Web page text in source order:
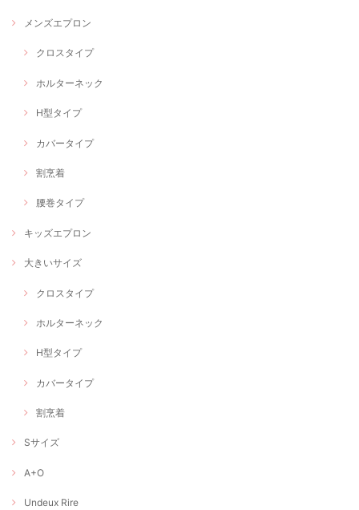
メンズエプロン
クロスタイプ
ホルターネック
H型タイプ
カバータイプ
割烹着
腰巻タイプ
キッズエプロン
大きいサイズ
クロスタイプ
ホルターネック
H型タイプ
カバータイプ
割烹着
Sサイズ
A+O
Undeux Rire